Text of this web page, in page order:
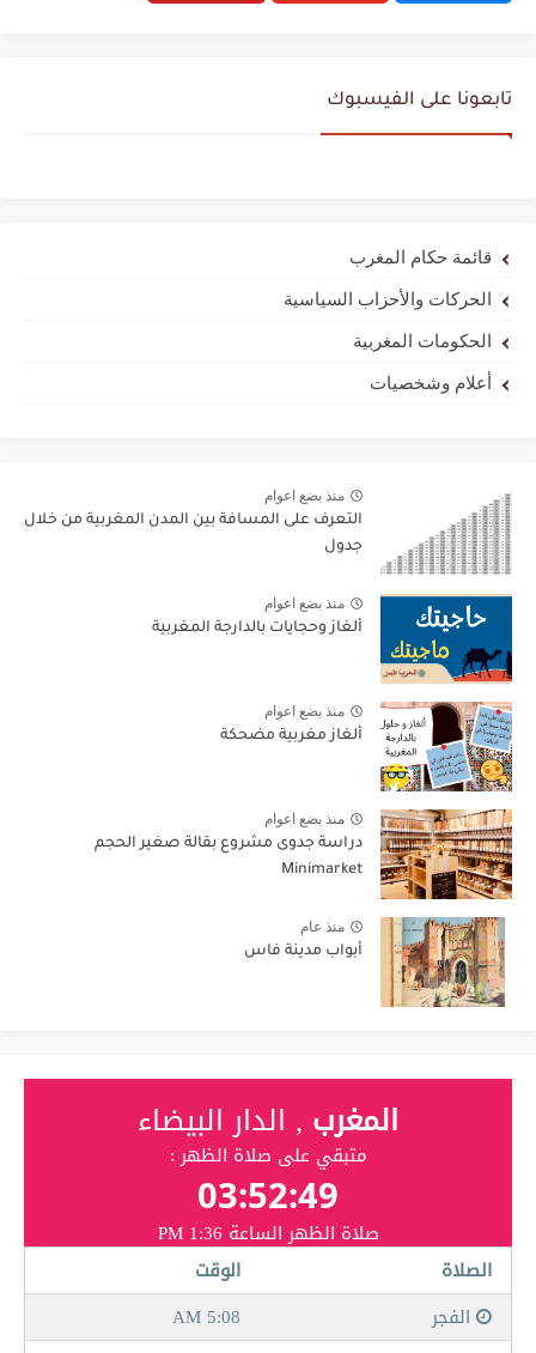
تابعونا على الفيسبوك
قائمة حكام المغرب
الحركات والأحزاب السياسية
الحكومات المغربية
أعلام وشخصيات
منذ بضع اعوام
التعرف على المسافة بين المدن المغربية من خلال
جدول
منذ بضع اعوام
ألغاز وحجايات بالدارجة المغربية
منذ بضع اعوام
ألغاز مغربية مضحكة
منذ بضع اعوام
دراسة جدوى مشروع بقالة صغير الحجم
Minimarket
منذ عام
أبواب مدينة فاس